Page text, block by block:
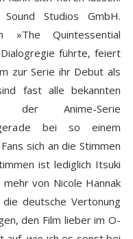
Studios GmbH.
Quintessential
führte, feiert
zur Serie ihr Debut als
fast alle bekannten
der Anime-Serie
bei so einem
sich an die Stimmen
ist lediglich Itsuki
von Nicole Hannak
deutsche Vertonung
den Film lieber im O-